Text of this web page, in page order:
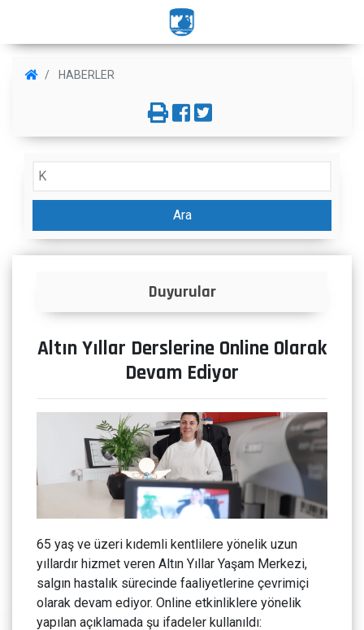
HABERLER
Ara
Altın Yıllar Derslerine Online Olarak
Devam Ediyor
65 yaş ve üzeri kıdemli kentlilere yönelik uzun
yıllardır hizmet veren Altın Yıllar Yaşam Merkezi,
salgın hastalık sürecinde faaliyetlerine çevrimiçi
olarak devam ediyor. Online etkinliklere yönelik
yapılan açıklamada şu ifadeler kullanıldı: